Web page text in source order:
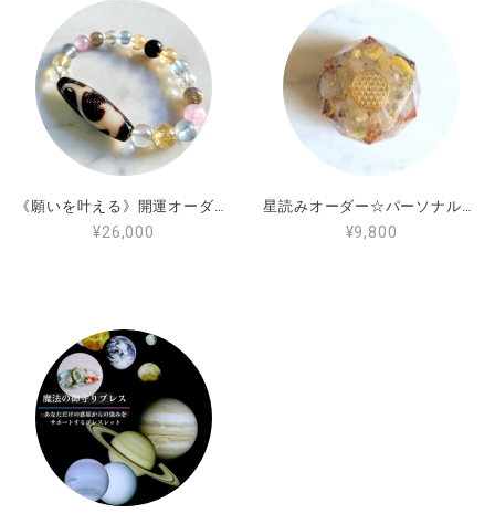
¥26,000 ¥9,800